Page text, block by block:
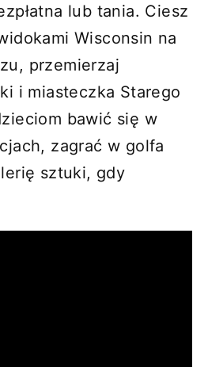
lub tania. Ciesz
Wisconsin na
przemierzaj
i miasteczka Starego
bawić się w
zagrać w golfa
sztuki, gdy